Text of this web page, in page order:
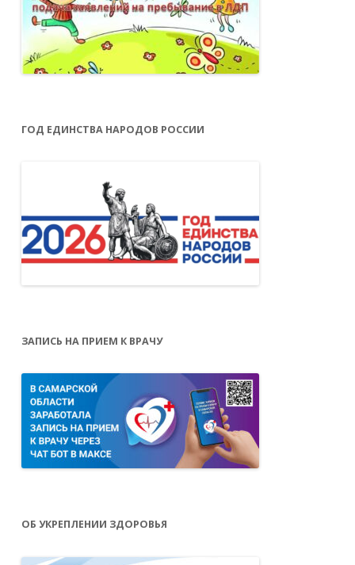
ГОД ЕДИНСТВА НАРОДОВ РОССИИ
ЗАПИСЬ НА ПРИЕМ К ВРАЧУ
ОБ УКРЕПЛЕНИИ ЗДОРОВЬЯ